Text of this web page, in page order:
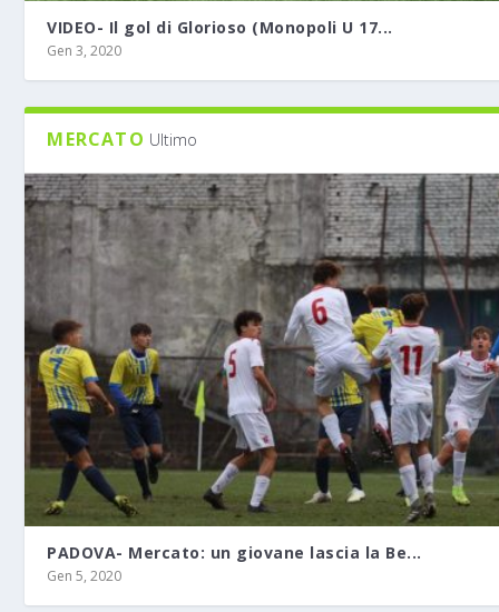
VIDEO- Il gol di Glorioso (Monopoli U 17...
Gen 3, 2020
MERCATO Ultimo
PADOVA- Mercato: un giovane lascia la Be...
Gen 5, 2020